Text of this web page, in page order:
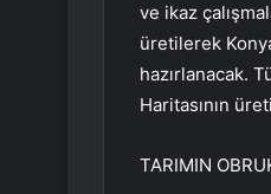
ve ikaz
üretilerek
hazırlanacak.
Haritasının
TARIMIN